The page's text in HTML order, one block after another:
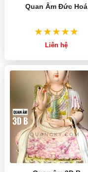
Quan Âm Đức Hoá
Liên hệ